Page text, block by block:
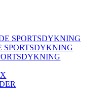
SPORTSDYKNING